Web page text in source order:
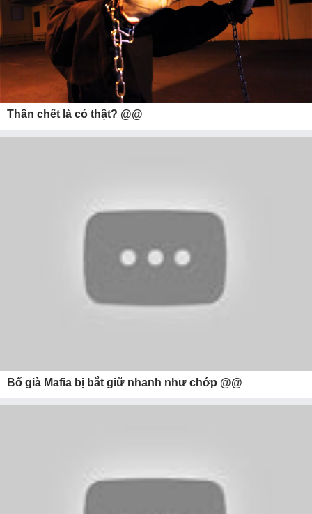
Thần chết là có thật? @@
Bố già Mafia bị bắt giữ nhanh như chớp @@